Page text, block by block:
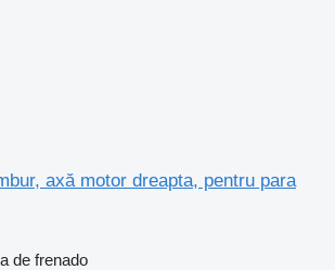
axă motor dreapta, pentru para
de frenado